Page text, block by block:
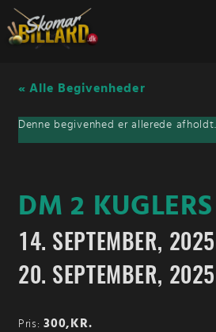
Fortsæt
til
indhold
« Alle Begivenheder
Denne begivenhed er allerede afholdt.
DM 2 KUGLERS
14. SEPTEMBER,
20. SEPTEMBER,
Pris:300,KR.